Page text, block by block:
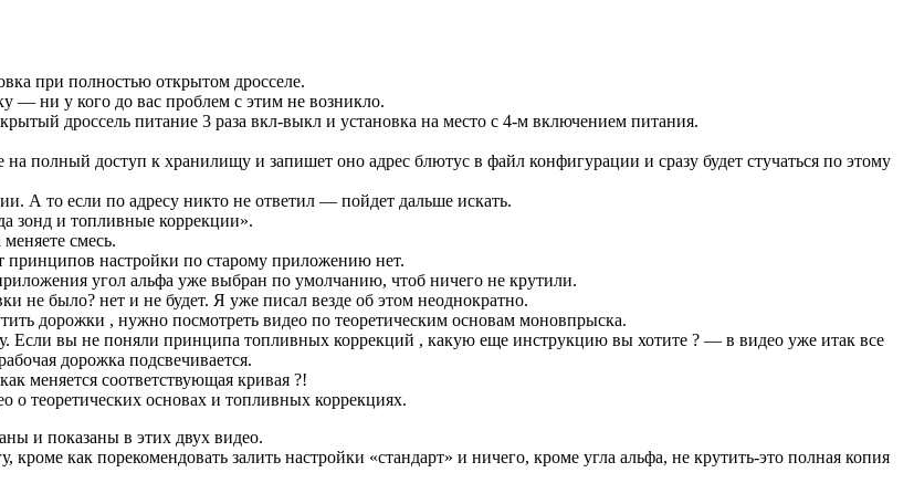
при полностью открытом дросселе.
— ни у кого до вас проблем с этим не возникло.
дроссель питание 3 раза вкл-выкл и установка на место с 4-м включением питания.
полный доступ к хранилищу и запишет оно адрес блютус в файл конфигурации и сразу будет стучаться по этому
А то если по адресу никто не ответил — пойдет дальше искать.
зонд и топливные коррекции».
смесь.
настройки по старому приложению нет.
угол альфа уже выбран по умолчанию, чтоб ничего не крутили.
не было? нет и не будет. Я уже писал везде об этом неоднократно.
дорожки , нужно посмотреть видео по теоретическим основам моновпрыска.
Если вы не поняли принципа топливных коррекций , какую еще инструкцию вы хотите ? — в видео уже итак все
дорожка подсвечивается.
меняется соответствующая кривая ?!
о теоретических основах и топливных коррекциях.
и показаны в этих двух видео.
как порекомендовать залить настройки «стандарт» и ничего, кроме угла альфа, не крутить-это полная копия